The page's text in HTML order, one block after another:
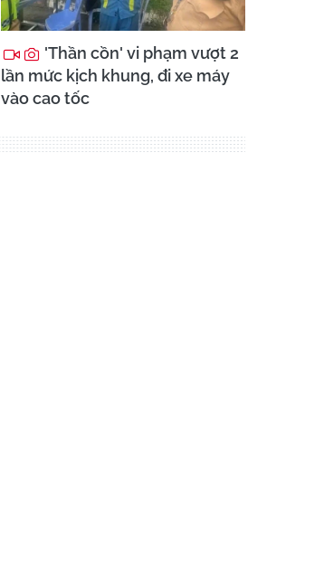
'Thần cồn' vi phạm vượt 2
lần mức kịch khung, đi xe máy
vào cao tốc